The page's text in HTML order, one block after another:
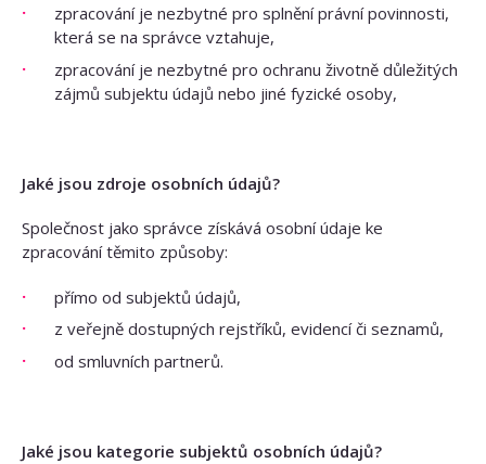
zpracování je nezbytné pro splnění právní povinnosti,
která se na správce vztahuje,
zpracování je nezbytné pro ochranu životně důležitých
zájmů subjektu údajů nebo jiné fyzické osoby,
Jaké jsou zdroje osobních údajů?
Společnost jako správce získává osobní údaje ke
zpracování těmito způsoby:
přímo od subjektů údajů,
z veřejně dostupných rejstříků, evidencí či seznamů,
od smluvních partnerů.
Jaké jsou kategorie subjektů osobních údajů?